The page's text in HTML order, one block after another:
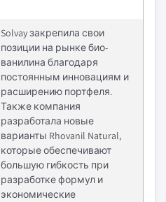
Solvay закрепила свои
позиции на рынке био-
ванилина благодаря
постоянным инновациям и
расширению портфеля.
Также компания
разработала новые
варианты Rhovanil Natural,
которые обеспечивают
большую гибкость при
разработке формул и
экономические